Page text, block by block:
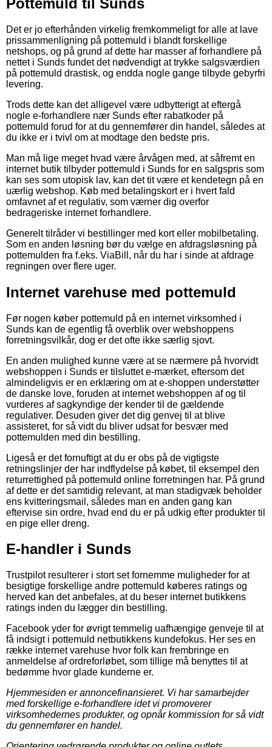
Det er jo efterhånden virkelig fremkommeligt for alle at lave
prissammenligning på pottemuld i blandt forskellige
netshops, og på grund af dette har masser af forhandlere på
nettet i Sunds fundet det nødvendigt at trykke salgsværdien
på pottemuld drastisk, og endda nogle gange tilbyde gebyrfri
levering.
Trods dette kan det alligevel være udbytterigt at eftergå
nogle e-forhandlere nær Sunds efter rabatkoder på
pottemuld forud for at du gennemfører din handel, således at
du ikke er i tvivl om at modtage den bedste pris.
Man må lige meget hvad være årvågen med, at såfremt en
internet butik tilbyder pottemuld i Sunds for en salgspris som
kan ses som utopisk lav, kan det tit være et kendetegn på en
uærlig webshop. Køb med betalingskort er i hvert fald
omfavnet af et regulativ, som værner dig overfor
bedrageriske internet forhandlere.
Generelt tilråder vi bestillinger med kort eller mobilbetaling.
Som en anden løsning bør du vælge en afdragsløsning på
pottemulden fra f.eks. ViaBill, når du har i sinde at afdrage
regningen over flere uger.
Internet varehuse med pottemuld
Før nogen køber pottemuld på en internet virksomhed i
Sunds kan de egentlig få overblik over webshoppens
forretningsvilkår, dog er det ofte ikke særlig sjovt.
En anden mulighed kunne være at se nærmere på hvorvidt
webshoppen i Sunds er tilsluttet e-mærket, eftersom det
almindeligvis er en erklæring om at e-shoppen understøtter
de danske love, foruden at internet webshoppen af og til
vurderes af sagkyndige der kender til de gældende
regulativer. Desuden giver det dig genvej til at blive
assisteret, for så vidt du bliver udsat for besvær med
pottemulden med din bestilling.
Ligeså er det fornuftigt at du er obs på de vigtigste
retningslinjer der har indflydelse på købet, til eksempel den
returrettighed på pottemuld online forretningen har. På grund
af dette er det samtidig relevant, at man stadigvæk beholder
ens kvitteringsmail, således man en anden gang kan
eftervise sin ordre, hvad end du er på udkig efter produkter til
en pige eller dreng.
E-handler i Sunds
Trustpilot resulterer i stort set fornemme muligheder for at
besigtige forskellige andre pottemuld køberes ratings og
herved kan det anbefales, at du beser internet butikkens
ratings inden du lægger din bestilling.
Facebook yder for øvrigt temmelig uafhængige genveje til at
få indsigt i pottemuld netbutikkens kundefokus. Her ses en
række internet varehuse hvor folk kan frembringe en
anmeldelse af ordreforløbet, som tillige må benyttes til at
bedømme hvor glade kunderne er.
Hjemmesiden er annoncefinansieret. Vi har samarbejder
med forskellige e-forhandlere idet vi promoverer
virksomhedernes produkter, og opnår kommission for så vidt
du gennemfører en handel.